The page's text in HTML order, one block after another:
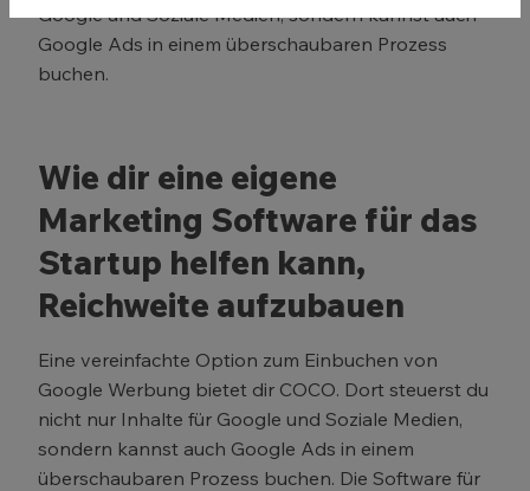
Google und Soziale Medien, sondern kannst auch
Google Ads in einem überschaubaren Prozess
buchen.
Wie dir eine eigene
Marketing Software für das
Startup helfen kann,
Reichweite aufzubauen
Eine vereinfachte Option zum Einbuchen von
Google Werbung bietet dir COCO. Dort steuerst du
nicht nur Inhalte für Google und Soziale Medien,
sondern kannst auch Google Ads in einem
überschaubaren Prozess buchen. Die Software für